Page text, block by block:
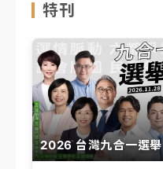
特刊
2026 台灣九合一選舉